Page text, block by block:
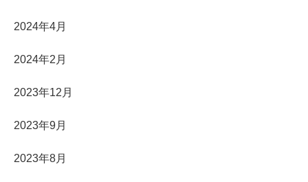
2024年4月
2024年2月
2023年12月
2023年9月
2023年8月